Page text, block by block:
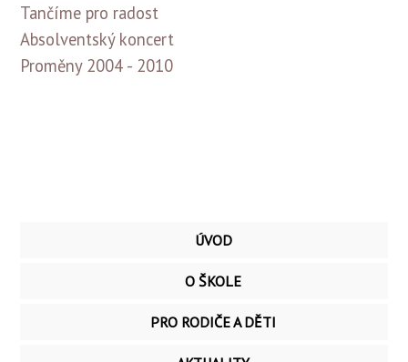
Tančíme pro radost
Absolventský koncert
Proměny 2004 - 2010
ÚVOD
O ŠKOLE
PRO RODIČE A DĚTI